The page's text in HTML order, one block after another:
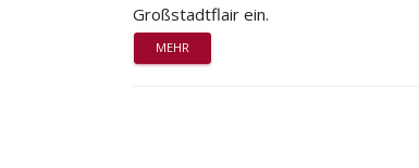
Großstadtflair ein.
MEHR